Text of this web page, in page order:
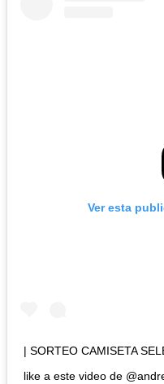
Ver esta
| SORTEO CAMISETA
like a este video de